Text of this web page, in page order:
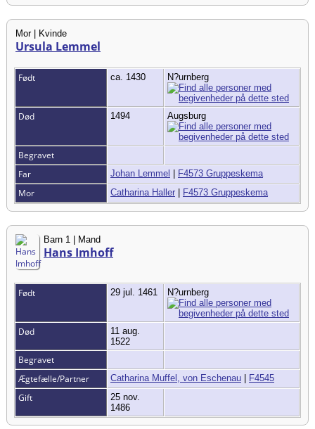
Mor | Kvinde
Ursula Lemmel
Født ca. 1430 N?urnberg
Død 1494 Augsburg
Begravet
Far
Johan Lemmel | F4573 Gruppeskema
Mor Catharina Haller | F4573 Gruppeskema
Barn 1 | Mand
Hans Imhoff
Født 29 jul. 1461 N?urnberg
Død
11 aug.
1522
Begravet
Ægtefælle/Partner
Catharina Muffel, von Eschenau | F4545
Gift
25 nov.
1486